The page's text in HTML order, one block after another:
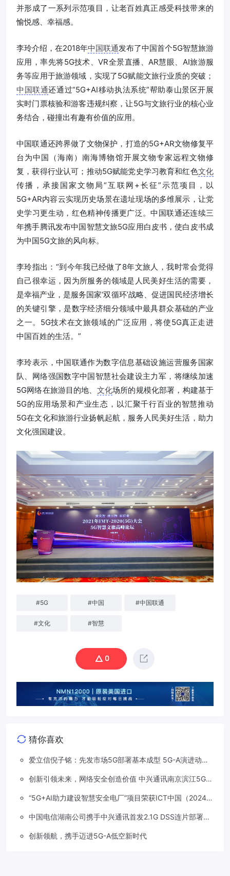
并形成了一系列示范项目，让老百姓真正感受科技带来的
愉悦感、幸福感。
李玲介绍，在2018年中国联通发布了中国首个5G智慧旅游
应用，率先将5G技术、VR全景直播、AR慧眼、AI旅游服
务等应用于旅游领域，实现了5G赋能文旅行业质的突破；
中国联通还通过“5G+AI移动执法系统”帮助泰山景区开展
实时门票核验和游客违规纠察，让5G与文旅行业的核心业
务结合，碰撞出有趣有价值的应用。
中国联通还跨界做了文物保护，打造的5G+AR文物修复平
台为中国（海南）南海博物馆开展文物专家远程文物修
复，获得行业认可；推动5G赋能党史学习教育和红色文化
传播，承接国家文物局“互联网+长征”示范项目，以
5G+AR内容云实现历史场景在遗址现场的多维展示，让党
史学习更生动，红色精神传播更广泛。中国联通还连续三
年携手腾讯发布中国智慧文旅5G应用白皮书，使白皮书成
为中国5G文旅的风向标。
李玲指出：“到今年我已经做了8年文旅人，我时常会觉得
自己很幸运，因为所服务的领域是人民美好生活的需要，
是幸福产业，是服务国家‘双循环’战略、促进国民经济增长
的关键引擎，是数字经济细分领域中最具群众基础的产业
之一。5G技术在文旅领域的广泛应用，将使5G真正走进
中国百姓的生活。”
李玲表示，中国联通作为数字信息基础设施运营服务国家
队、网络强国数字中国智慧社会建设主力军，将继续加速
5G网络在旅游目的地、 文化场所的规模化部署，构建基于
5G的应用场景和产业生态，以汇聚千行百业的智慧推动
5G在文化和旅游行业扬帆起航，服务人民美好生活，助力
文化强国建设。
#5G #中国 #中国联通
#文化 #智慧
0
猜你喜欢
爱立信倪子铭：先发市场5G部署基本成型 5G-A演进动能
创新引领未来，网络安全创造价值 中兴通讯南京滨江5G工
“5G+AI助力建设智慧安全电厂”项目荣获ICT中国（2024）
中国电信湖南公司携手中兴通讯首发2.1G DSS连片部署助
创新领航，携手迈进5G-A低空新时代